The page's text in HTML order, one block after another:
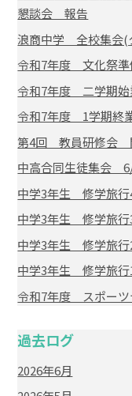
懇談会 報告
浪商中学 全校集会
令和7年度 文化祭準
令和7年度 二学期
令和7年度 1学期終
第4回 教員研修会
中高合同生徒集会
中学3年生 修学旅行
中学3年生 修学旅行
中学3年生 修学旅行
中学3年生 修学旅行
令和7年度 スポーツ
過去ログ
2026年6月